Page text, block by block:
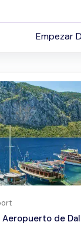
Empezar
de